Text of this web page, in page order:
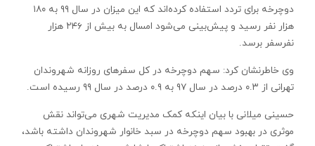
دوچرخه برای تردد استفاده کرده‌اند که این میزان در سال ۹۹ به ۱۸۰
هزار نفر رسید و پیش‌بینی می‌شود امسال به بیش از ۲۴۶ هزار
نفرسفر برسد.
وی خاطرنشان کرد: سهم دوچرخه در کل سفرهای روزانه شهروندان
تهرانی از ۰.۳ درصد در سال ۹۷ به ۰.۹ درصد در سال ۹۹ رسیده است.
حسینی میلانی با بیان اینکه کمک مدیریت شهری می‌تواند نقش
موثری در بهبود سهم دوچرخه در سبد خانوار شهروندان داشته باشد،